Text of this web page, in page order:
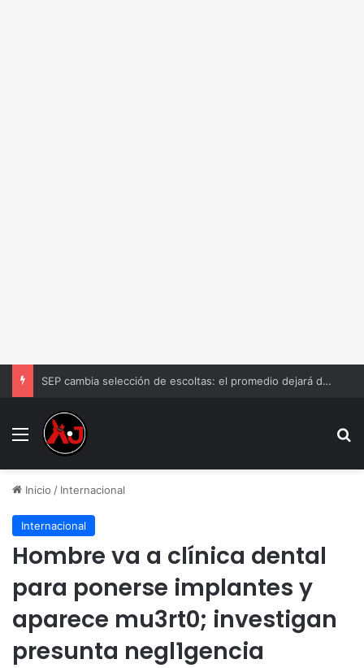
SEP cambia selección de escoltas: el promedio dejará de ser el criterio principal
Menu
Inicio / Internacional
Internacional
Hombre va a clínica dental
para ponerse implantes y
aparece mu3rt0; investigan
presunta negl1gencia